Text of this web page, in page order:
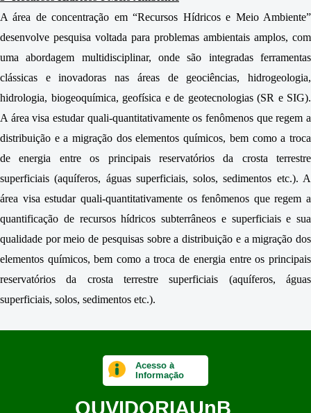
A área de concentração em “Recursos Hídricos e Meio Ambiente”
desenvolve pesquisa voltada para problemas ambientais amplos, com
uma abordagem multidisciplinar, onde são integradas ferramentas
clássicas e inovadoras nas áreas de geociências, hidrogeologia,
hidrologia, biogeoquímica, geofísica e de geotecnologias (SR e SIG).
A área visa estudar quali-quantitativamente os fenômenos que regem a
distribuição e a migração dos elementos químicos, bem como a troca
de energia entre os principais reservatórios da crosta terrestre
superficiais (aquíferos, águas superficiais, solos, sedimentos etc.). A
área visa estudar quali-quantitativamente os fenômenos que regem a
quantificação de recursos hídricos subterrâneos e superficiais e sua
qualidade por meio de pesquisas sobre a distribuição e a migração dos
elementos químicos, bem como a troca de energia entre os principais
reservatórios da crosta terrestre superficiais (aquíferos, águas
superficiais, solos, sedimentos etc.).
Acesso à
Informação
OUVIDORIAUnB